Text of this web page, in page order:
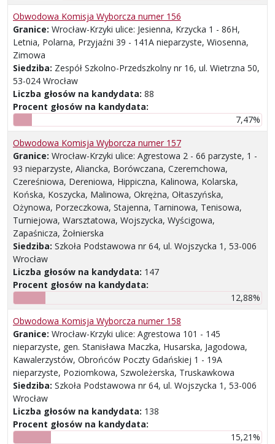
Obwodowa Komisja Wyborcza numer 156
Granice: Wrocław-Krzyki ulice: Jesienna, Krzycka 1 - 86H,
Letnia, Polarna, Przyjaźni 39 - 141A nieparzyste, Wiosenna,
Zimowa
Siedziba: Zespół Szkolno-Przedszkolny nr 16, ul. Wietrzna 50,
53-024 Wrocław
Liczba głosów na kandydata: 88
Procent głosów na kandydata:
7,47%
Obwodowa Komisja Wyborcza numer 157
Granice: Wrocław-Krzyki ulice: Agrestowa 2 - 66 parzyste, 1 -
93 nieparzyste, Aliancka, Borówczana, Czeremchowa,
Czereśniowa, Dereniowa, Hippiczna, Kalinowa, Kolarska,
Końska, Koszycka, Malinowa, Okrężna, Ołtaszyńska,
Ożynowa, Porzeczkowa, Stajenna, Tarninowa, Tenisowa,
Turniejowa, Warsztatowa, Wojszycka, Wyścigowa,
Zapaśnicza, Żołnierska
Siedziba: Szkoła Podstawowa nr 64, ul. Wojszycka 1, 53-006
Wrocław
Liczba głosów na kandydata: 147
Procent głosów na kandydata:
12,88%
Obwodowa Komisja Wyborcza numer 158
Granice: Wrocław-Krzyki ulice: Agrestowa 101 - 145
nieparzyste, gen. Stanisława Maczka, Husarska, Jagodowa,
Kawalerzystów, Obrońców Poczty Gdańskiej 1 - 19A
nieparzyste, Poziomkowa, Szwoleżerska, Truskawkowa
Siedziba: Szkoła Podstawowa nr 64, ul. Wojszycka 1, 53-006
Wrocław
Liczba głosów na kandydata: 138
Procent głosów na kandydata:
15,21%